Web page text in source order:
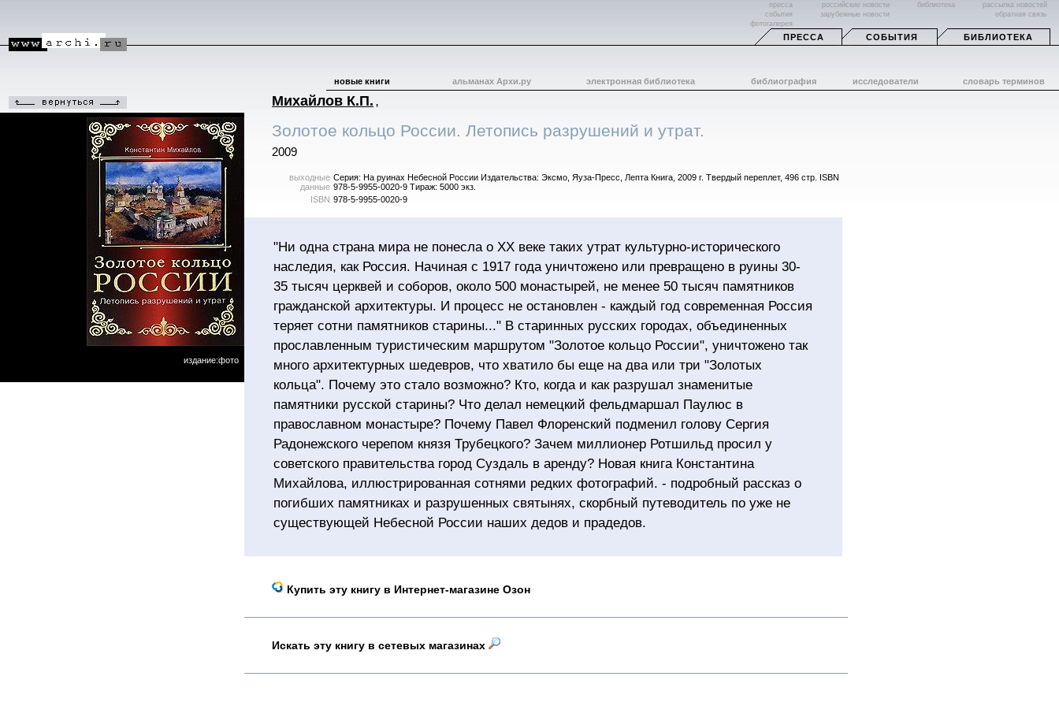
пресса
события
фотогалерея
российские новости
зарубежные новости
библиотека
рассылка новостей
обратная связь
ПРЕССА СОБЫТИЯ БИБЛИОТЕКА
новые книги альманах Архи.ру электронная библиотека библиография исследователи словарь терминов
издание:фото
Михайлов К.П. ,
Золотое кольцо России. Летопись разрушений и утрат.
2009
выходные
данные
Серия: На руинах Небесной России Издательства: Эксмо, Яуза-Пресс, Лепта Книга, 2009 г. Твердый переплет, 496 стр. ISBN
978-5-9955-0020-9 Тираж: 5000 экз.
ISBN 978-5-9955-0020-9
"Ни одна страна мира не понесла о XX веке таких утрат культурно-исторического
наследия, как Россия. Начиная с 1917 года уничтожено или превращено в руины 30-
35 тысяч церквей и соборов, около 500 монастырей, не менее 50 тысяч памятников
гражданской архитектуры. И процесс не остановлен - каждый год современная Россия
теряет сотни памятников старины..." В старинных русских городах, объединенных
прославленным туристическим маршрутом "Золотое кольцо России", уничтожено так
много архитектурных шедевров, что хватило бы еще на два или три "Золотых
кольца". Почему это стало возможно? Кто, когда и как разрушал знаменитые
памятники русской старины? Что делал немецкий фельдмаршал Паулюс в
православном монастыре? Почему Павел Флоренский подменил голову Сергия
Радонежского черепом князя Трубецкого? Зачем миллионер Ротшильд просил у
советского правительства город Суздаль в аренду? Новая книга Константина
Михайлова, иллюстрированная сотнями редких фотографий. - подробный рассказ о
погибших памятниках и разрушенных святынях, скорбный путеводитель по уже не
существующей Небесной России наших дедов и прадедов.
Купить эту книгу в Интернет-магазине Озон
Искать эту книгу в сетевых магазинах